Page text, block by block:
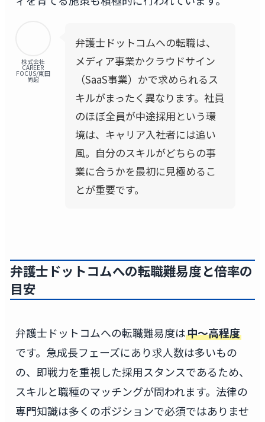
株式会社
CAREER
FOCUS/東田
尚起
弁護士ドットコムへの転職は、
メディア事業かクラウドサイン
（SaaS事業）かで求められるス
キルがまったく異なります。社員
のほぼ全員が中途採用という環
境は、キャリア入社者には追い
風。自分のスキルがどちらの事
業に合うかを最初に見極めるこ
とが重要です。
弁護士ドットコムへの転職難易度と倍率の
目安
弁護士ドットコムへの転職難易度は中〜高程度
です。急成長フェーズにあり求人数は多いもの
の、即戦力を重視した採用スタンスであるため、
スキルと職種のマッチングが問われます。法律の
専門知識は多くのポジションで必須ではありませ